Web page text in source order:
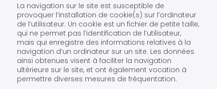
La navigation sur le site est susceptible de
provoquer l’installation de cookie(s) sur l’ordinateur
de l’utilisateur. Un cookie est un fichier de petite taille,
qui ne permet pas l’identification de l’utilisateur,
mais qui enregistre des informations relatives à la
navigation d’un ordinateur sur un site. Les données
ainsi obtenues visent à faciliter la navigation
ultérieure sur le site, et ont également vocation à
permettre diverses mesures de fréquentation.